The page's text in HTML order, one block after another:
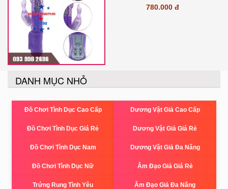
780.000 đ
DANH MỤC NHỎ
Đồ Chơi Tình Dục Cao Cấp Dương Vật Giả Cao Cấp
Đồ Chơi Tình Dục Giá Rẻ Dương Vật Giả Giá Rẻ
Đồ Chơi Tình Dục Nam Dương Vật Giả Đa Năng
Đồ Chơi Tình Dục Nữ Âm Đạo Giả Giá Rẻ
Trứng Rung Tình Yêu Âm Đạo Giả Đa Năng